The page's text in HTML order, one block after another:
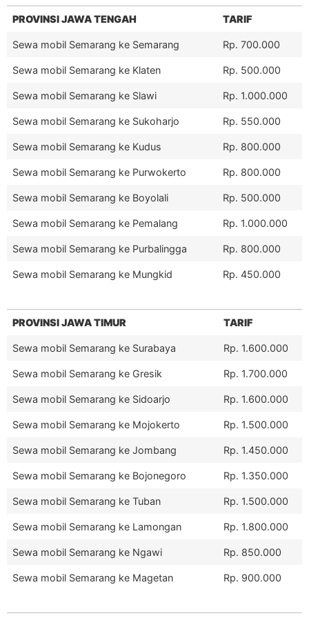
PROVINSI JAWA TENGAH TARIF
Sewa mobil Semarang ke Semarang Rp. 700.000
Sewa mobil Semarang ke Klaten Rp. 500.000
Sewa mobil Semarang ke Slawi Rp. 1.000.000
Sewa mobil Semarang ke Sukoharjo Rp. 550.000
Sewa mobil Semarang ke Kudus Rp. 800.000
Sewa mobil Semarang ke Purwokerto Rp. 800.000
Sewa mobil Semarang ke Boyolali Rp. 500.000
Sewa mobil Semarang ke Pemalang Rp. 1.000.000
Sewa mobil Semarang ke Purbalingga Rp. 800.000
Sewa mobil Semarang ke Mungkid Rp. 450.000
PROVINSI JAWA TIMUR TARIF
Sewa mobil Semarang ke Surabaya Rp. 1.600.000
Sewa mobil Semarang ke Gresik Rp. 1.700.000
Sewa mobil Semarang ke Sidoarjo Rp. 1.600.000
Sewa mobil Semarang ke Mojokerto Rp. 1.500.000
Sewa mobil Semarang ke Jombang Rp. 1.450.000
Sewa mobil Semarang ke Bojonegoro Rp. 1.350.000
Sewa mobil Semarang ke Tuban Rp. 1.500.000
Sewa mobil Semarang ke Lamongan Rp. 1.800.000
Sewa mobil Semarang ke Ngawi Rp. 850.000
Sewa mobil Semarang ke Magetan Rp. 900.000